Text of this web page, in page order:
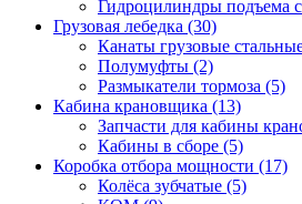
Гидроцилиндры подъема
Грузовая лебедка (30)
Канаты грузовые
Полумуфты (2)
Размыкатели тормоза (5)
Кабина крановщика (13)
Запчасти для кабины
Кабины в сборе (5)
Коробка отбора мощности (17)
Колёса зубчатые (5)